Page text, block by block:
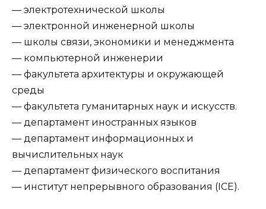
— электротехнической школы
— электронной инженерной школы
— школы связи, экономики и менеджмента
— компьютерной инженерии
— факультета архитектуры и окружающей
среды
— факультета гуманитарных наук и искусств.
— департамент иностранных языков
— департамент информационных и
вычислительных наук
— департамент физического воспитания
— институт непрерывного образования (ICE).